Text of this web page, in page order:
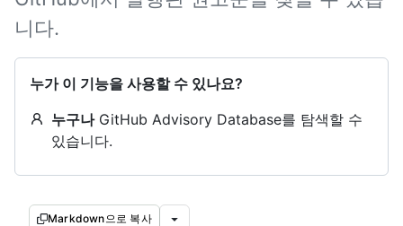
니다.
누가 이 기능을 사용할 수 있나요?
누구나GitHub Advisory Database를 탐색할 수
있습니다.
Markdown으로 복사